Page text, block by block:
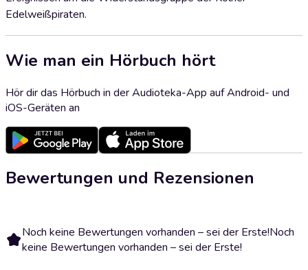
Edelweißpiraten.
Wie man ein Hörbuch hört
Hör dir das Hörbuch in der Audioteka-App auf Android- und
iOS-Geräten an
Bewertungen und Rezensionen
Noch keine Bewertungen vorhanden – sei der Erste!Noch
keine Bewertungen vorhanden – sei der Erste!